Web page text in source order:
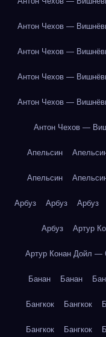
Антон Чехов —
Антон Чехов —
Антон Чехов —
Антон Чехов —
Антон Чехов —
Апельсин
Апельсин
Арбуз Арбуз Арбуз
Арбуз Артур
Артур Конан Дойл —
Банан Банан
Бангкок Бангкок
Бангкок Бангкок